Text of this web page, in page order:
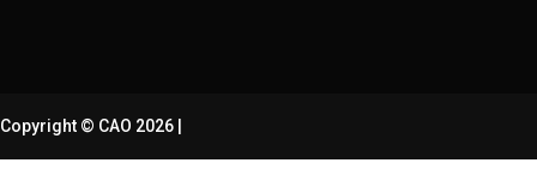
Copyright © CAO 2026